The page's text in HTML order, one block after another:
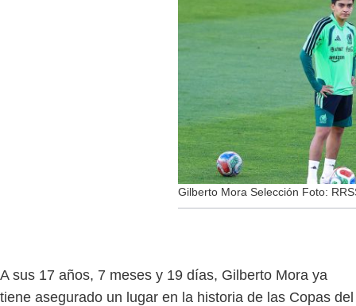
Gilberto Mora Selección Foto:
A sus 17 años, 7 meses y 19 días, Gilberto Mora ya
tiene asegurado un lugar en la historia de las Copas del